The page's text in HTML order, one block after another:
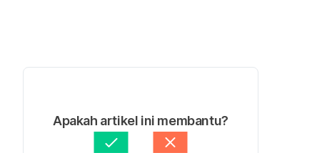
Apakah artikel ini membantu?